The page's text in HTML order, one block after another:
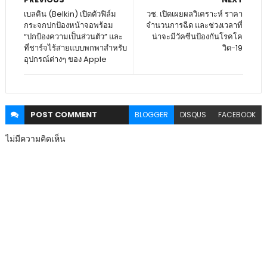
วช. เปิดเผยผลวิเคราะห์ ราคา
จำนวนการฉีด และช่วงเวลาที่
น่าจะมีวัคซีนป้องกันโรคโค
วิด-19
เบลคิน (Belkin) เปิดตัวฟิล์ม
กระจกปกป้องหน้าจอพร้อม
“ปกป้องความเป็นส่วนตัว” และ
ที่ชาร์จไร้สายแบบพกพาสำหรับ
อุปกรณ์ต่างๆ ของ Apple
POST COMMENT BLOGGER DISQUS FACEBOOK
ไม่มีความคิดเห็น